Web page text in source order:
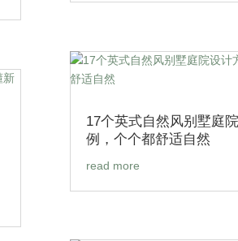
17个英式自然风别墅庭
例，个个都舒适自然
read more